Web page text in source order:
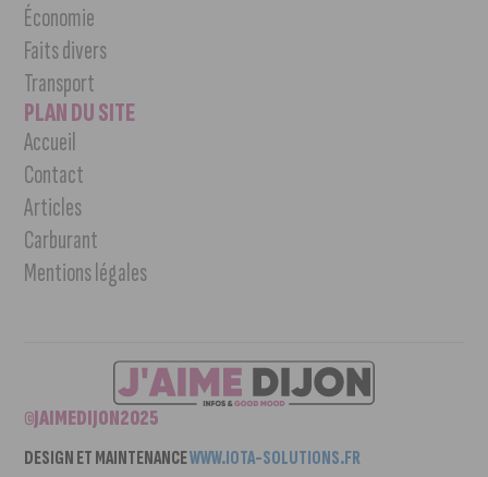
Économie
Faits divers
Transport
PLAN DU SITE
Accueil
Contact
Articles
Carburant
Mentions légales
©JAIMEDIJON2025
DESIGN ET MAINTENANCEWWW.IOTA-SOLUTIONS.FR